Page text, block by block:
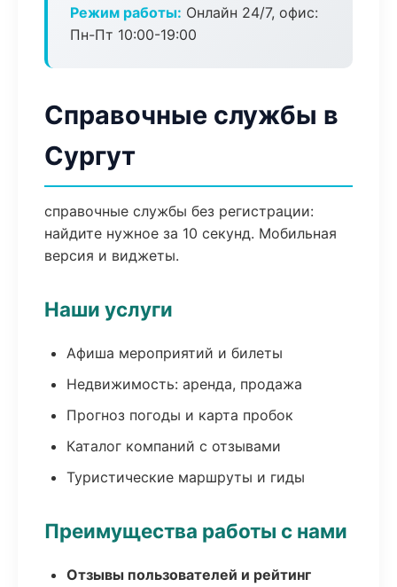
Режим работы: Онлайн 24/7, офис:
Пн-Пт 10:00-19:00
Справочные службы в
Сургут
справочные службы без регистрации:
найдите нужное за 10 секунд. Мобильная
версия и виджеты.
Наши услуги
Афиша мероприятий и билеты
Недвижимость: аренда, продажа
Прогноз погоды и карта пробок
Каталог компаний с отзывами
Туристические маршруты и гиды
Преимущества работы с нами
Отзывы пользователей и рейтинг